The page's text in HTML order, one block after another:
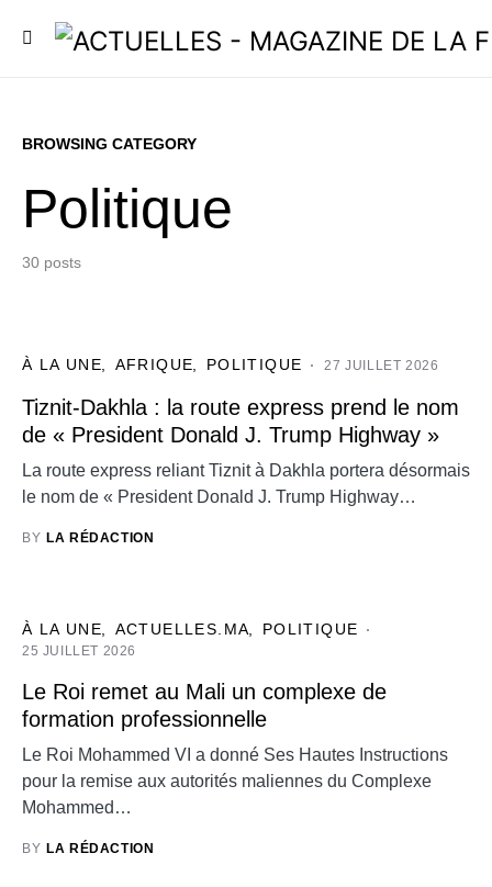
BROWSING CATEGORY
Politique
30 posts
À LA UNE AFRIQUE POLITIQUE 27 JUILLET 2026
Tiznit-Dakhla : la route express prend le nom
de « President Donald J. Trump Highway »
La route express reliant Tiznit à Dakhla portera désormais
le nom de « President Donald J. Trump Highway…
BY LA RÉDACTION
À LA UNE ACTUELLES.MA POLITIQUE
25 JUILLET 2026
Le Roi remet au Mali un complexe de
formation professionnelle
Le Roi Mohammed VI a donné Ses Hautes Instructions
pour la remise aux autorités maliennes du Complexe
Mohammed…
BY LA RÉDACTION